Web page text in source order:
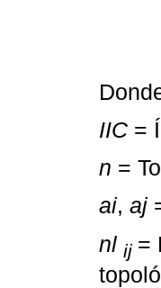
IIC =
n =
ai, aj
nl ij =